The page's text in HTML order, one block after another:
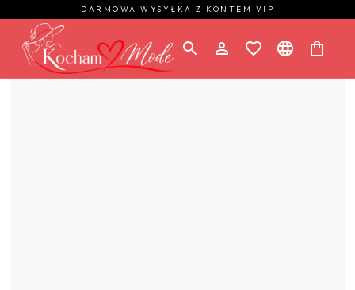
DARMOWA WYSYŁKA Z KONTEM VIP